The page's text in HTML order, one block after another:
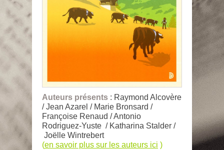
Auteurs présents : Raymond Alcovère
/ Jean Azarel / Marie Bronsard /
Françoise Renaud / Antonio
Rodriguez-Yuste / Katharina Stalder /
Joëlle Wintrebert
(en savoir plus sur les auteurs ici )